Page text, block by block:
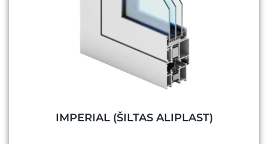
IMPERIAL (ŠILTAS ALIPLAST)